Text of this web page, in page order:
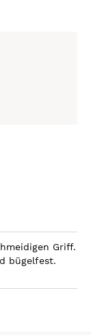
Griff.
bügelfest.